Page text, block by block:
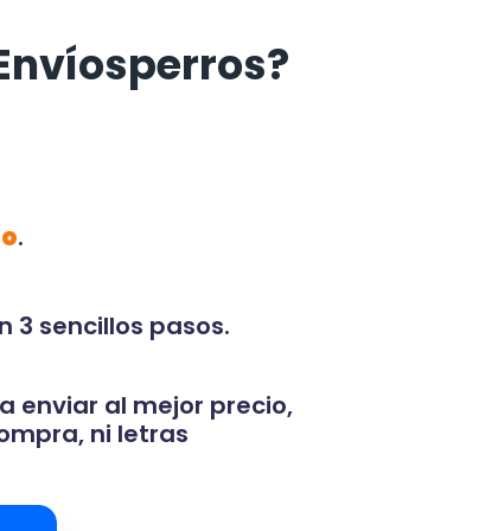
.
3 sencillos pasos.
enviar al mejor precio,
ni letras